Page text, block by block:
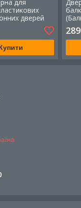
для
дверей
BHS 4/3
289